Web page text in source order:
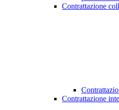
Contrattazione
Contrattazione